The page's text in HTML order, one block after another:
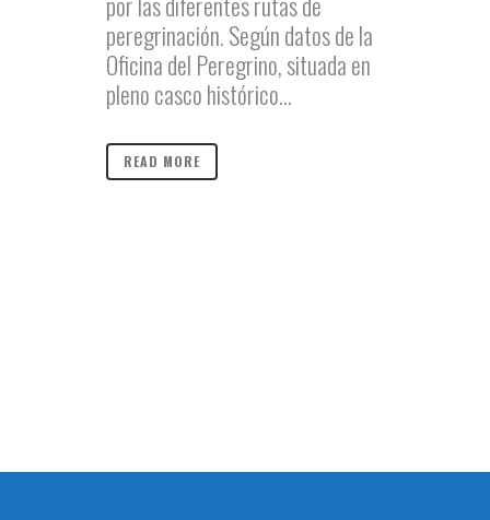
peregrinación. Según datos de la
Oficina del Peregrino, situada en
pleno casco histórico...
READ MORE